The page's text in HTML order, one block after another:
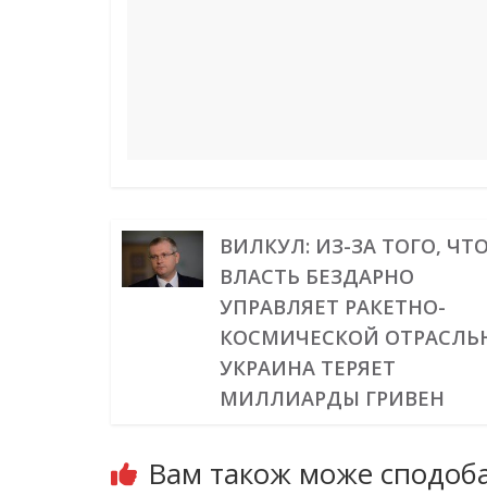
ВИЛКУЛ: ИЗ-ЗА ТОГО, ЧТО
ВЛАСТЬ БЕЗДАРНО
УПРАВЛЯЕТ РАКЕТНО-
КОСМИЧЕСКОЙ
УКРАИНА ТЕРЯЕТ
МИЛЛИАРДЫ ГРИВЕН
Вам також може